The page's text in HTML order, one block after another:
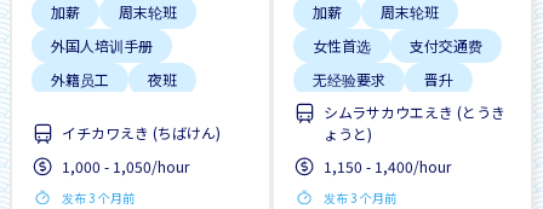
加薪
周末轮班
外国人培训手册
外籍员工
夜班
学生签证首选
提供膳食
支付交通费
イチカワえき (ちばけん)
1,000 - 1,050/hour
发布 3 个月前
加薪
周末轮班
女性首选
支付交通费
无经验要求
晋升
有机会被录取全职工作
每周2-3天
シムラサカウエえき (とうき
ょうと)
1,150 - 1,400/hour
发布 3 个月前